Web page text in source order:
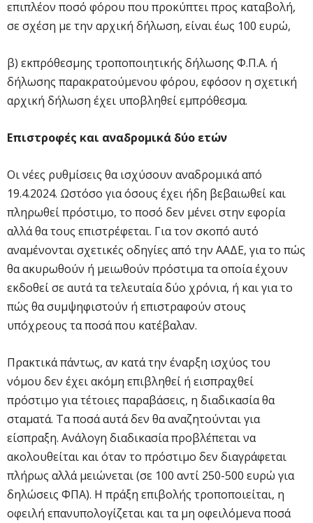
επιπλέον ποσό φόρου που προκύπτει προς καταβολή,
σε σχέση με την αρχική δήλωση, είναι έως 100 ευρώ,
β) εκπρόθεσμης τροποποιητικής δήλωσης Φ.Π.Α. ή
δήλωσης παρακρατούμενου φόρου, εφόσον η σχετική
αρχική δήλωση έχει υποβληθεί εμπρόθεσμα.
Επιστροφές και αναδρομικά δύο ετών
Οι νέες ρυθμίσεις θα ισχύσουν αναδρομικά από
19.4.2024. Ωστόσο για όσους έχει ήδη βεβαιωθεί και
πληρωθεί πρόστιμο, το ποσό δεν μένει στην εφορία
αλλά θα τους επιστρέφεται. Για τον σκοπό αυτό
αναμένονται σχετικές οδηγίες από την ΑΑΔΕ, για το πώς
θα ακυρωθούν ή μειωθούν πρόστιμα τα οποία έχουν
εκδοθεί σε αυτά τα τελευταία δύο χρόνια, ή και για το
πώς θα συμψηφιστούν ή επιστραφούν στους
υπόχρεους τα ποσά που κατέβαλαν.
Πρακτικά πάντως, αν κατά την έναρξη ισχύος του
νόμου δεν έχει ακόμη επιβληθεί ή εισπραχθεί
πρόστιμο για τέτοιες παραβάσεις, η διαδικασία θα
σταματά. Τα ποσά αυτά δεν θα αναζητούνται για
είσπραξη. Ανάλογη διαδικασία προβλέπεται να
ακολουθείται και όταν το πρόστιμο δεν διαγράφεται
πλήρως αλλά μειώνεται (σε 100 αντί 250-500 ευρώ για
δηλώσεις ΦΠΑ). Η πράξη επιβολής τροποποιείται, η
οφειλή επανυπολογίζεται και τα μη οφειλόμενα ποσά